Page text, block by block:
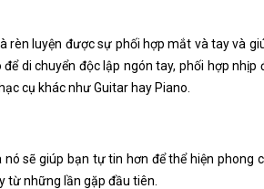
rèn luyện được sự phối hợp mắt và tay và
di chuyển độc lập ngón tay, phối hợp nhịp
cụ khác như Guitar hay Piano.
sẽ giúp bạn tự tin hơn để thể hiện phong
từ những lần gặp đầu tiên.